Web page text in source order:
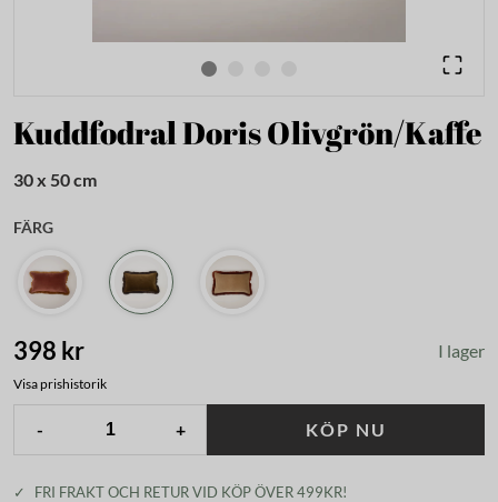
Kuddfodral Doris Olivgrön/Kaffe
30 x 50 cm
FÄRG
398 kr I lager
Visa prishistorik
- + KÖP NU
✓
FRI FRAKT OCH RETUR VID KÖP ÖVER 499KR!